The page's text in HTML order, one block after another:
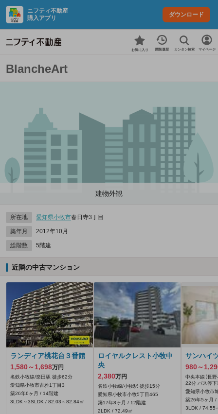
ニフティ不動産
購入アプリ
ダウンロード
お気に入り 閲覧履歴 カンタン検索 マイページ
BlancheArt
建物外観
所在地 愛知県小牧市春日寺3丁目
築年月 2012年10月
総階数 5階建
近隣の中古マンション
ランディア桃花台３番館
1,580～1,698万円
名鉄小牧線/楽田駅 徒歩62分
愛知県小牧市古雅1丁目3
築26年6ヶ月 / 14階建
3LDK～3SLDK / 82.03～82.84㎡
ロイヤルクレスト小牧中
央
2,380万円
名鉄小牧線/小牧駅 徒歩15分
愛知県小牧市小牧5丁目465
築17年8ヶ月 / 12階建
2LDK / 72.49㎡
サンハイ
980～
中央本線（長
22分 バス停
愛知県小牧市
築26年5ヶ月 /
3LDK / 74.55